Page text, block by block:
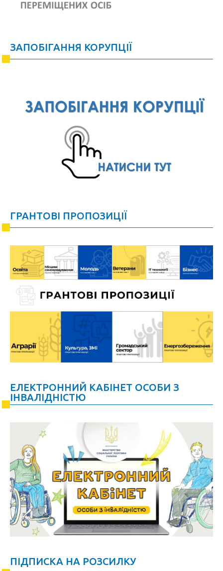
ЗАПОБІГАННЯ КОРУПЦІЇ
ГРАНТОВІ ПРОПОЗИЦІЇ
ЕЛЕКТРОННИЙ КАБІНЕТ ОСОБИ З
ІНВАЛІДНІСТЮ
ПІДПИСКА НА РОЗСИЛКУ